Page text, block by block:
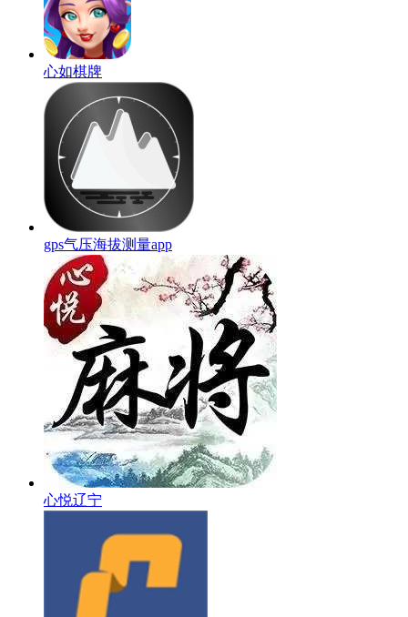
心如棋牌
gps气压海拔测量app
心悦辽宁